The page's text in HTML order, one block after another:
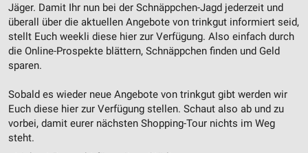
Jäger. Damit Ihr nun bei der Schnäppchen-Jagd jederzeit und
überall über die aktuellen Angebote von trinkgut informiert seid,
stellt Euch weekli diese hier zur Verfügung. Also einfach durch
die Online-Prospekte blättern, Schnäppchen finden und Geld
sparen.
Sobald es wieder neue Angebote von trinkgut gibt werden wir
Euch diese hier zur Verfügung stellen. Schaut also ab und zu
vorbei, damit eurer nächsten Shopping-Tour nichts im Weg
steht.
Verwendung reduzierter Daten zur Auswahl von
Inhalten
IAB-Besonderheiten:
Verwendung genauer Standortdaten
Geräte anhand von aktiv angeforderten
Informationen identifizieren
Nicht-IAB-Verarbeitungszwecke: